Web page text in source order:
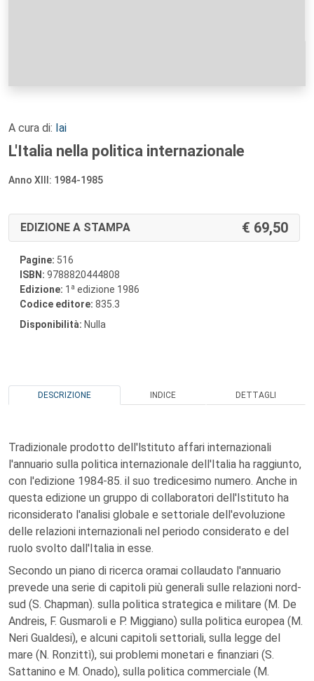
A cura di: Iai
L'Italia nella politica internazionale
Anno XIII: 1984-1985
EDIZIONE A STAMPA 69,50
Pagine: 516
ISBN: 9788820444808
Edizione: 1 a edizione 1986
Codice editore: 835.3
Disponibilità: Nulla
DESCRIZIONE INDICE DETTAGLI
Tradizionale prodotto dell'lstituto affari internazionali
l'annuario sulla politica internazionale dell'Italia ha raggiunto,
con l'edizione 1984-85. il suo tredicesimo numero. Anche in
questa edizione un gruppo di collaboratori dell'Istituto ha
riconsiderato l'analisi globale e settoriale dell'evoluzione
delle relazioni internazionali nel periodo considerato e del
ruolo svolto dall'Italia in esse.
Secondo un piano di ricerca oramai collaudato l'annuario
prevede una serie di capitoli più generali sulle relazioni nord-
sud (S. Chapman). sulla politica strategica e militare (M. De
Andreis, F. Gusmaroli e P. Miggiano) sulla politica europea (M.
Neri Gualdesi), e alcuni capitoli settoriali, sulla legge del
mare (N. Ronzittì), sui problemi monetari e finanziari (S.
Sattanino e M. Onado), sulla politica commerciale (M.